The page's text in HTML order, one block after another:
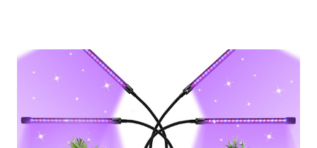
份贴心的礼物。 总结 这款冬季靴子集防水、保暖、防滑和舒适于
一身，是一款性价比极高的冬季必备单品。无论是应对恶劣天
气...
标注了**长达3年的质保**，这在消费类线材里确实少见，看得出
品牌对自家产品耐用性的信心。 #### **核心实测：“史上最
快”到底有多快？** 这是大家最关心的部分。INIU宣称其240W
规格刷新了快充记录。为了验证，我分别测试了手边的几款设
备： * **MacBook Pro 16英寸 (M1 Pro)**：使用140W原装充